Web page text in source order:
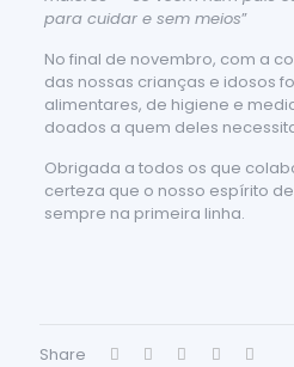
para cuidar e sem meios”
No final de novembro, com a
das nossas crianças e idosos
alimentares, de higiene e
doados a quem deles
Obrigada a todos os que
certeza que o nosso espírito
sempre na primeira linha.
Share